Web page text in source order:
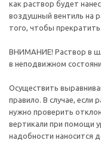
как раствор будет
воздушный вентиль на
того, чтобы
ВНИМАНИЕ! Раствор в
в неподвижном
Осуществить
правило. В случае, если
нужно проверить
вертикали при помощи
надобности наносится